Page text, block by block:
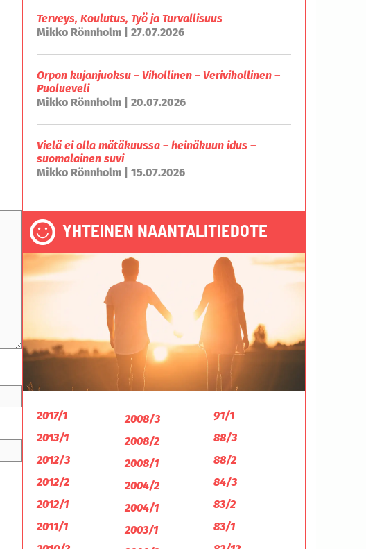
Terveys, Koulutus, Työ ja Turvallisuus
Mikko Rönnholm | 27.07.2026
Orpon kujanjuoksu – Vihollinen – Verivihollinen –
Puolueveli
Mikko Rönnholm | 20.07.2026
Vielä ei olla mätäkuussa – heinäkuun idus –
suomalainen suvi
Mikko Rönnholm | 15.07.2026
YHTEINEN NAANTALITIEDOTE
2017/1
2013/1
2012/3
2012/2
2012/1
2011/1
2008/3
2008/2
2008/1
2004/2
2004/1
2003/1
91/1
88/3
88/2
84/3
83/2
83/1